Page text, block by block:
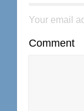
Your email
Comment